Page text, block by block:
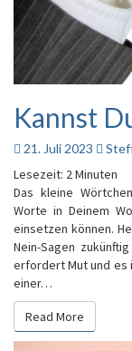
Kannst
Du
gut
sagen?
Kannst
21. Juli 2023
Lesezeit: 2Minuten
Das kleine
Worte in Deinem
einsetzen können.
Nein-Sagen
erfordert Mut und es
einer…
Read More